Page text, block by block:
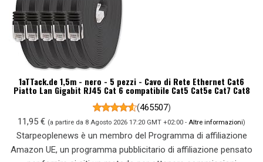
1aTTack.de 1,5m - nero - 5 pezzi - Cavo di Rete Ethernet Cat6
Piatto Lan Gigabit RJ45 Cat 6 compatibile Cat5 Cat5e Cat7 Cat8
(465507)
11,95 € (a partire da 8 Agosto 2026 17:20 GMT +02:00 - Altre informazioni)
Starpeoplenews è un membro del Programma di affiliazione
Amazon UE, un programma pubblicitario di affiliazione pensato